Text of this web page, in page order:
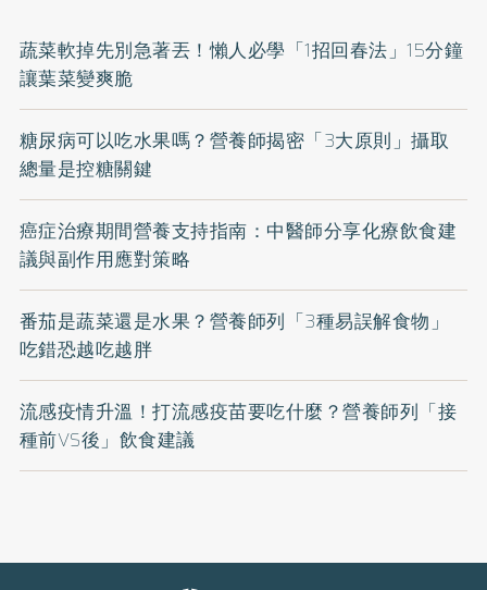
蔬菜軟掉先別急著丟！懶人必學「1招回春法」15分鐘
讓葉菜變爽脆
糖尿病可以吃水果嗎？營養師揭密「3大原則」攝取
總量是控糖關鍵
癌症治療期間營養支持指南：中醫師分享化療飲食建
議與副作用應對策略
番茄是蔬菜還是水果？營養師列「3種易誤解食物」
吃錯恐越吃越胖
流感疫情升溫！打流感疫苗要吃什麼？營養師列「接
種前VS後」飲食建議